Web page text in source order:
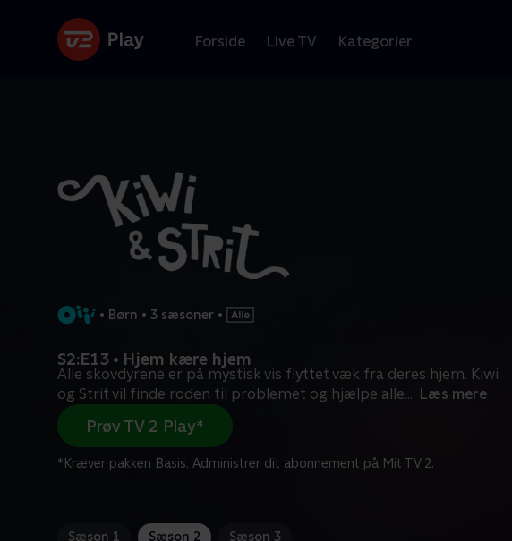
Forside Live TV Kategorier
• Børn • 3 sæsoner •
S2:E13 • Hjem kære hjem
Alle skovdyrene er på mystisk vis flyttet væk fra deres hjem. Kiwi
og Strit vil finde roden til problemet og hjælpe alle... Læs mere
Prøv TV 2 Play*
*Kræver pakken Basis. Administrer dit abonnement på Mit TV 2.
Sæson 1 Sæson 2 Sæson 3